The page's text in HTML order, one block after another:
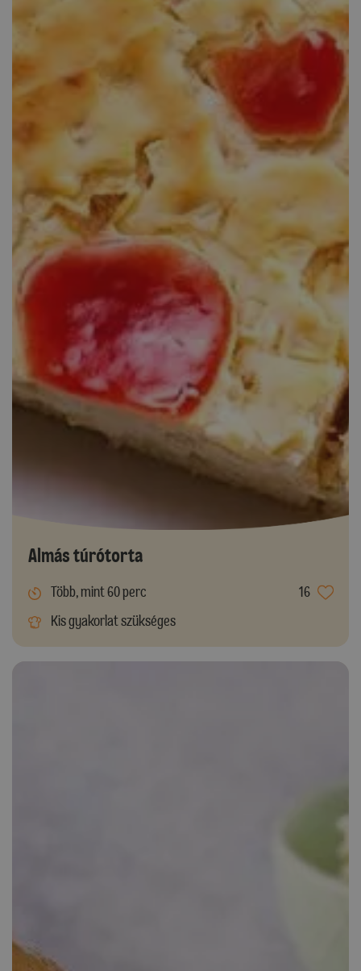
Almás túrótorta
Több, mint 60 perc
16
Kis gyakorlat szükséges